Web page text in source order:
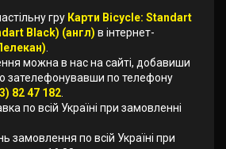
гру Карти Bicycle: Standart
Black) (англ) в інтернет-
можна в нас на сайті, добавиши
зателефонувавши по телефону
82 47 182
по всій Україні при замовленні
замовлення по всій Україні при